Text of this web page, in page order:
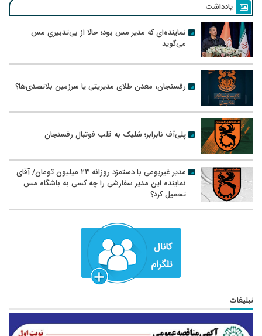
یادداشت
نماینده‌ای که مدیر مس بود؛ حالا از بی‌تدبیری مس
می‌گوید
رفسنجان، معدن طلای مدیریتی یا سرزمین بلاتصدی‌ها؟
پلی‌آف نابرابر؛ شلیک به قلب فوتبال رفسنجان
مدیر غیربومی با دستمزد روزانه ۲۳ میلیون تومان/ آقای
نماینده این مدیر سفارشی را چه کسی به باشگاه مس
تحمیل کرد؟
تبلیغات